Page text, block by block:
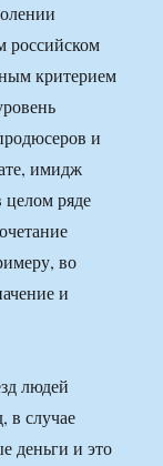
российском
критерием
и
имидж
целом ряде
во
и
людей
в случае
деньги и это